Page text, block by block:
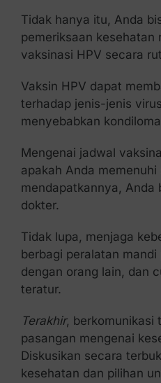
Tidak hanya itu, Anda
pemeriksaan kesehatan
vaksinasi HPV secara
Vaksin HPV dapat
terhadap jenis-jenis
menyebabkan
Mengenai jadwal
apakah Anda
mendapatkannya, Anda
dokter.
Tidak lupa, menjaga
berbagi peralatan
dengan orang lain, dan
teratur.
Terakhir, berkomunikasi
pasangan mengenai
Diskusikan secara
kesehatan dan pilihan